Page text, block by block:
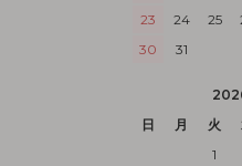
23
24 25
30
31
日
月 火
1